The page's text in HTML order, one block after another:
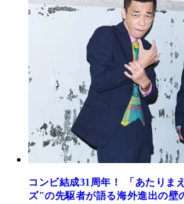
コンビ結成31周年！ 「あたり
ズ"の先駆者が語る海外進出の壁